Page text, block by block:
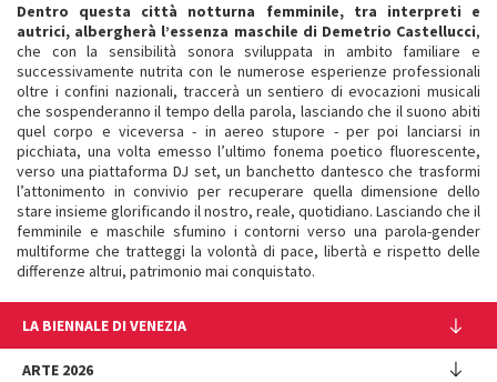
Dentro questa città notturna femminile, tra interpreti e
autrici, albergherà l’essenza maschile di Demetrio Castellucci,
che con la sensibilità sonora sviluppata in ambito familiare e
successivamente nutrita con le numerose esperienze professionali
oltre i confini nazionali, traccerà un sentiero di evocazioni musicali
che sospenderanno il tempo della parola, lasciando che il suono abiti
quel corpo e viceversa - in aereo stupore - per poi lanciarsi in
picchiata, una volta emesso l’ultimo fonema poetico fluorescente,
verso una piattaforma DJ set, un banchetto dantesco che trasformi
l’attonimento in convivio per recuperare quella dimensione dello
stare insieme glorificando il nostro, reale, quotidiano. Lasciando che il
femminile e maschile sfumino i contorni verso una parola-gender
multiforme che tratteggi la volontà di pace, libertà e rispetto delle
differenze altrui, patrimonio mai conquistato.
LA BIENNALE DI VENEZIA
L'Istituzione
ARTE 2026